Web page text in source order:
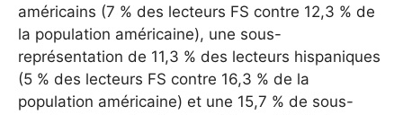
américains (7 % des lecteurs FS contre 12,3 % de
la population américaine), une sous-
représentation de 11,3 % des lecteurs hispaniques
(5 % des lecteurs FS contre 16,3 % de la
population américaine) et une 15,7 % de sous-